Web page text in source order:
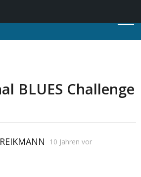
BLUES Challenge
10 Jahren vor